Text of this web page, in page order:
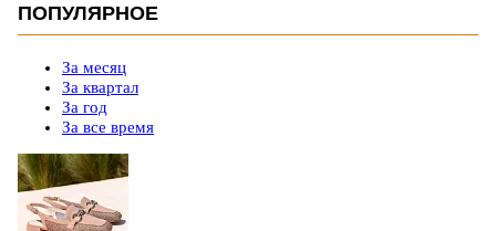
ПОПУЛЯРНОЕ
За месяц
За квартал
За год
За все время